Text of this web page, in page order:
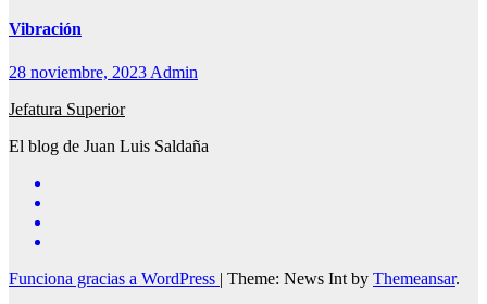
Vibración
28 noviembre, 2023 Admin
Jefatura Superior
El blog de Juan Luis Saldaña
Funciona gracias a WordPress | Theme: News Int by Themeansar.